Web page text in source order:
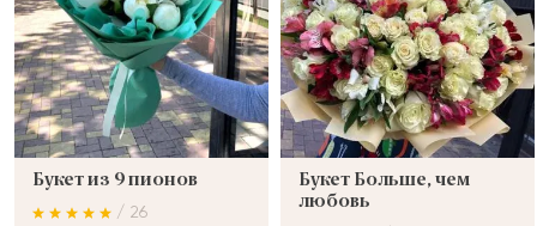
Букет из 9 пионов
/ 26
Букет Больше, чем
любовь